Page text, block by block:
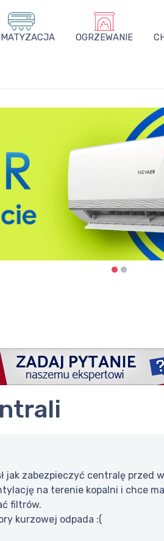
OGRZEWANIE
jak zabezpieczyć centralę przed
na terenie kopalni i chce
filtrów.
kurzowej odpada :(